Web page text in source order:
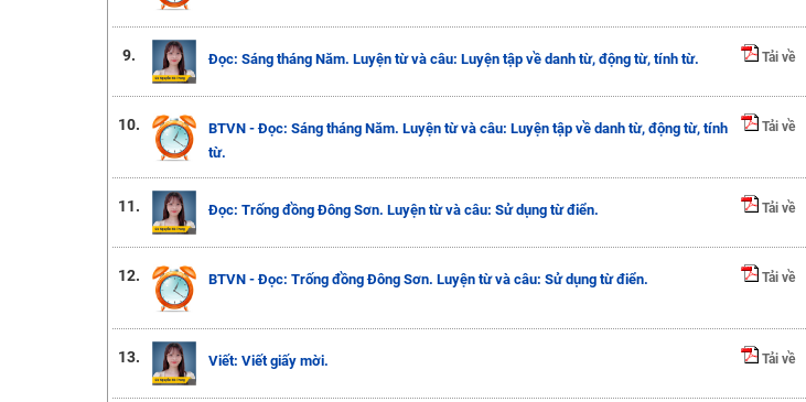
9. Đọc: Sáng tháng Năm. Luyện từ và câu: Luyện tập về danh từ, động từ, tính từ. Tải về
10.
BTVN - Đọc: Sáng tháng Năm. Luyện từ và câu: Luyện tập về danh từ, động từ, tính
từ.
Tải về
11. Đọc: Trống đồng Đông Sơn. Luyện từ và câu: Sử dụng từ điển. Tải về
12. BTVN - Đọc: Trống đồng Đông Sơn. Luyện từ và câu: Sử dụng từ điển. Tải về
13. Viết: Viết giấy mời. Tải về